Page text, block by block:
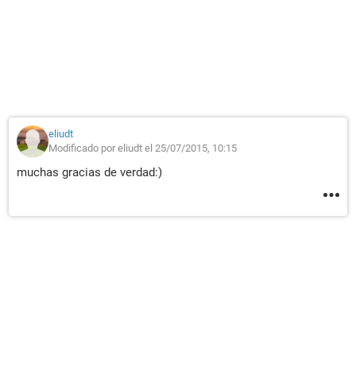
eliudt
Modificado por eliudt el 25/07/2015, 10:15
muchas gracias de verdad:)